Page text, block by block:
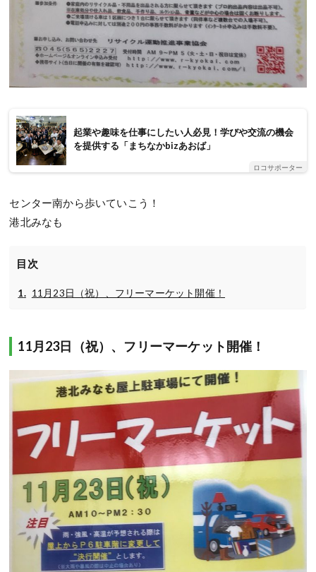
起業や趣味を仕事にしたい人必見！学びや交流の機会
を提供する「まちなかbizあおば」
ロコサポーター
センター南から歩いていこう！
港北みなも
目次
11月23日（祝）、フリーマーケット開催！
11月23日（祝）、フリーマーケット開催！